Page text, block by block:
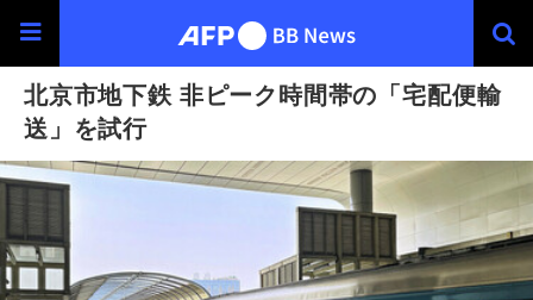
北京市地下鉄 非ピーク時間帯の「宅配便輸
送」を試行